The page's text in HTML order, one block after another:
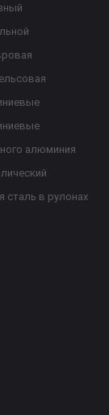
алюминия
сталь в рулонах